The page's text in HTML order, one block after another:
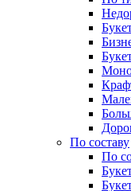
По составу
По